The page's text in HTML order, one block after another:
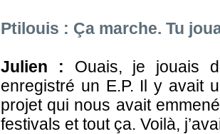
Ptilouis : Ça marche. Tu
Julien : Ouais, je jouais
enregistré un E.P. Il y avait
projet qui nous avait
festivals et tout ça. Voilà,